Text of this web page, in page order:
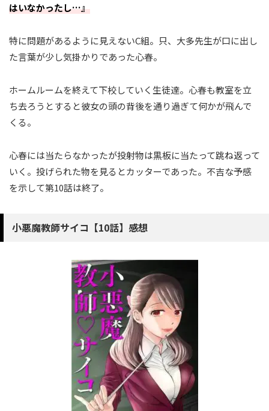
はいなかったし…』
特に問題があるように見えないC組。只、大多先生が口に出し
た言葉が少し気掛かりであった心春。
ホームルームを終えて下校していく生徒達。心春も教室を立
ち去ろうとすると彼女の頭の背後を通り過ぎて何かが飛んで
くる。
心春には当たらなかったが投射物は黒板に当たって跳ね返って
いく。投げられた物を見るとカッターであった。不吉な予感
を示して第10話は終了。
小悪魔教師サイコ【10話】感想